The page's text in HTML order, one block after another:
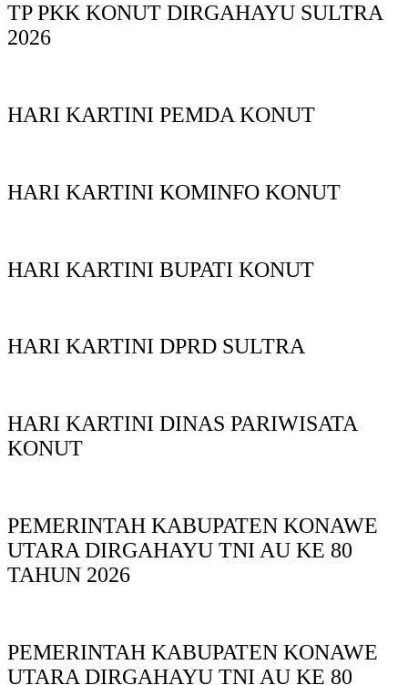
TP PKK KONUT DIRGAHAYU SULTRA
2026
HARI KARTINI PEMDA KONUT
HARI KARTINI KOMINFO KONUT
HARI KARTINI BUPATI KONUT
HARI KARTINI DPRD SULTRA
HARI KARTINI DINAS PARIWISATA
KONUT
PEMERINTAH KABUPATEN KONAWE
UTARA DIRGAHAYU TNI AU KE 80
TAHUN 2026
PEMERINTAH KABUPATEN KONAWE
UTARA DIRGAHAYU TNI AU KE 80